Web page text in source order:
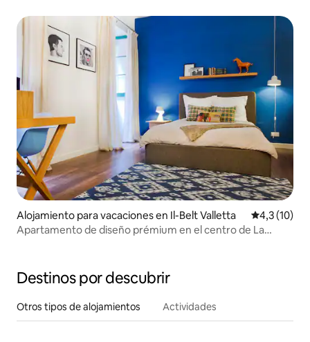
Alojamiento para vacaciones en Il-Belt Valletta Calificación
4,3 (10)
Apartamento de diseño prémium en el centro de La
Destinos por descubrir
Otros tipos de alojamientos Actividades